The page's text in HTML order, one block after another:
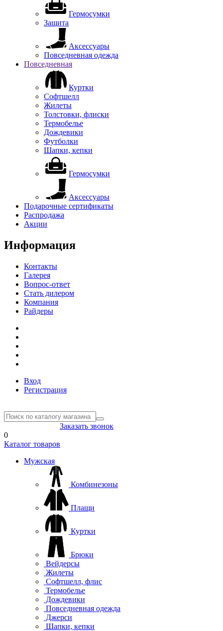
Гермосумки
Защита
Аксессуары
Повседневная одежда
Повседневная
Куртки
Софтшелл
Жилеты
Толстовки, флиски
Термобелье
Дождевики
Футболки
Шапки, кепки
Гермосумки
Аксессуары
Подарочные сертификаты
Распродажа
Акции
Информация
Контакты
Галерея
Вопрос-ответ
Стать дилером
Компания
Райдеры
Вход
Регистрация
Заказать звонок
0
Каталог товаров
Мужская
Комбинезоны
Плащи
Куртки
Брюки
Вейдерсы
Жилеты
Софтшелл, флис
Термобелье
Дождевики
Повседневная одежда
Джерси
Шапки, кепки